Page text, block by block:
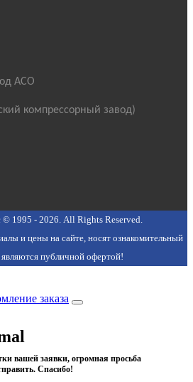
АСО
компрессорный завод)
© 1995 - 2026. All Rights Reserved.
и цены на сайте, носят ознакомительный
являются публичной офертой!
заказа
вашей заявки, огромная просьба
Спасибо!